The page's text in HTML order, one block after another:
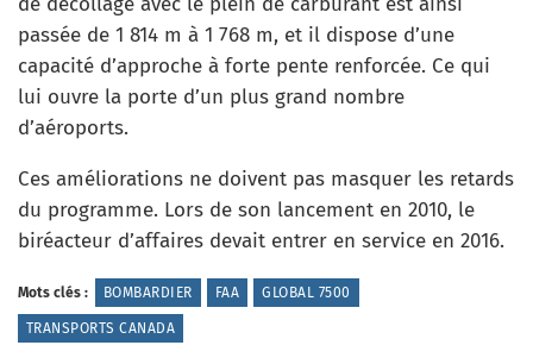
passée de 1 814 m à 1 768 m, et il dispose d’une
capacité d’approche à forte pente renforcée. Ce qui
lui ouvre la porte d’un plus grand nombre
d’aéroports.
Ces améliorations ne doivent pas masquer les retards
du programme. Lors de son lancement en 2010, le
biréacteur d’affaires devait entrer en service en 2016.
Mots clés : BOMBARDIER FAA GLOBAL 7500
TRANSPORTS CANADA